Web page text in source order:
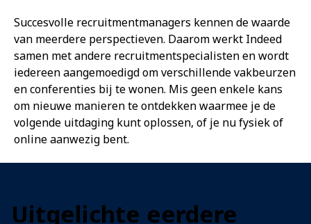
Succesvolle recruitmentmanagers kennen de waarde
van meerdere perspectieven. Daarom werkt Indeed
samen met andere recruitmentspecialisten en wordt
iedereen aangemoedigd om verschillende vakbeurzen
en conferenties bij te wonen. Mis geen enkele kans
om nieuwe manieren te ontdekken waarmee je de
volgende uitdaging kunt oplossen, of je nu fysiek of
online aanwezig bent.
Uitgelichte eerdere